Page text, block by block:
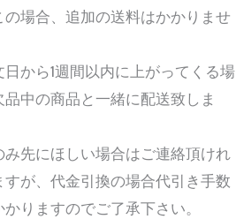
場合、追加の送料はかかりませ
から1週間以内に上がってくる場
中の商品と一緒に配送致しま
先にほしい場合はご連絡頂けれ
が、代金引換の場合代引き手数
りますのでご了承下さい。